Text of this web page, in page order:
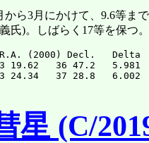
から3月にかけて、9.6等ま
氏)。しばらく17等を保つ
R.A. (2000) Decl.
19.62   36 47.2
星 (C/